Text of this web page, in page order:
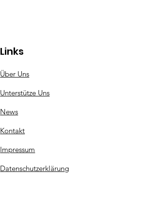
Links
Über Uns
Unterstütze Uns
News
Kontakt
Impressum
Datenschutzerklärung